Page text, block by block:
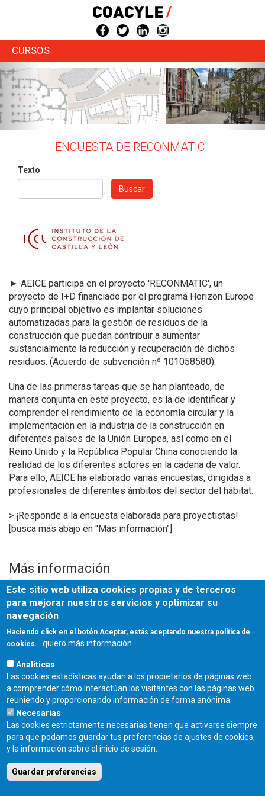
principal
CURSOS
ENCUESTA DE RECONMATIC
Texto
Buscar
► AEICE participa en el proyecto 'RECONMATIC', un
proyecto de I+D financiado por el programa Horizon Europe
cuyo principal objetivo es implantar soluciones
automatizadas para la gestión de residuos de la
construcción que puedan contribuir a aumentar
sustancialmente la reducción y recuperación de dichos
residuos. (Acuerdo de subvención nº 101058580).
Una de las primeras tareas que se han planteado, de
manera conjunta en este proyecto, es la de identificar y
comprender el rendimiento de la economía circular y la
implementación en la industria de la construcción en
diferentes países de la Unión Europea, así como en el
Reino Unido y la República Popular China conociendo la
realidad de los diferentes actores en la cadena de valor.
Para ello, AEICE ha elaborado varias encuestas, dirigidas a
profesionales de diferentes ámbitos del sector del hábitat.
> ¡Responde a la encuesta elaborada para proyectistas!
[busca más abajo en "Más información"]
Más información
accesoa encuesta para proyectistas
Fuente
AEICE
Fecha de publicación:
Jueves, 15 Junio, 2023
Este sitio web utiliza cookies propias y de terceros
para mejorar nuestros servicios y optimizar su
navegación
Haciendo click en el botón Aceptar, estás aceptando nuestra política de
cookies.
quiero más información
Analíticas
Las cookies estadísticas ayudan a los propietarios de páginas web
a comprender cómo interactúan los visitantes con las páginas web
reuniendo y proporcionando información de forma anónima.
Necesarias
Las cookies estrictamente necesarias tienen que activarse siempre
para que podamos guardar tus preferencias de ajustes de cookies,
y la información sobre el inicio de sesión.
Guardar preferencias